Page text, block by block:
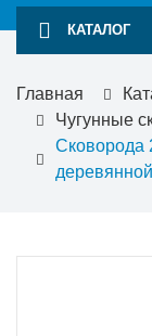
КАТАЛОГ
Главная
Чугунные
Сковорода